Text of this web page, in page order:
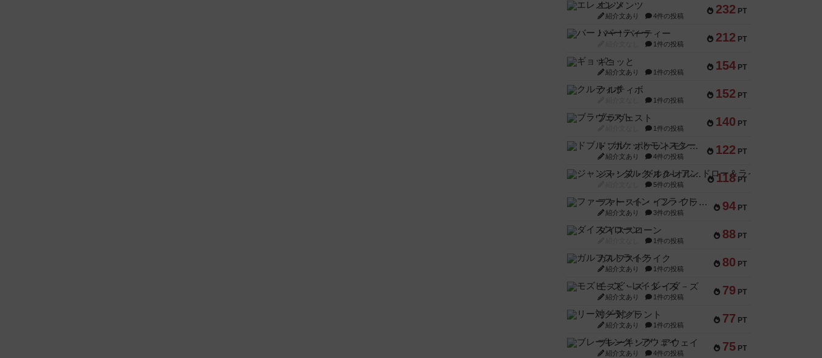
232 PT
エレメンツ
紹介文あり 4件の投稿
212 PT
バー！パーティー
1件の投稿
154 PT
ギョッと
紹介文あり 1件の投稿
152 PT
クルティボ
1件の投稿
140 PT
ブラヴェスト
1件の投稿
122 PT
ドブル：ポケットモンスター
紹介文あり 4件の投稿
118 PT
ジャンヌ・ダルク-オルレアン ドロー＆ライト
5件の投稿
94 PT
ファースト・イン・フライト
紹介文あり 3件の投稿
88 PT
ダイススローン
1件の投稿
80 PT
ガルフストライク
紹介文あり 1件の投稿
79 PT
モズビ－ズ・レイダ－ズ
紹介文あり 1件の投稿
77 PT
リー対グラント
紹介文あり 1件の投稿
75 PT
ブレーキング・アウェイ
紹介文あり 4件の投稿